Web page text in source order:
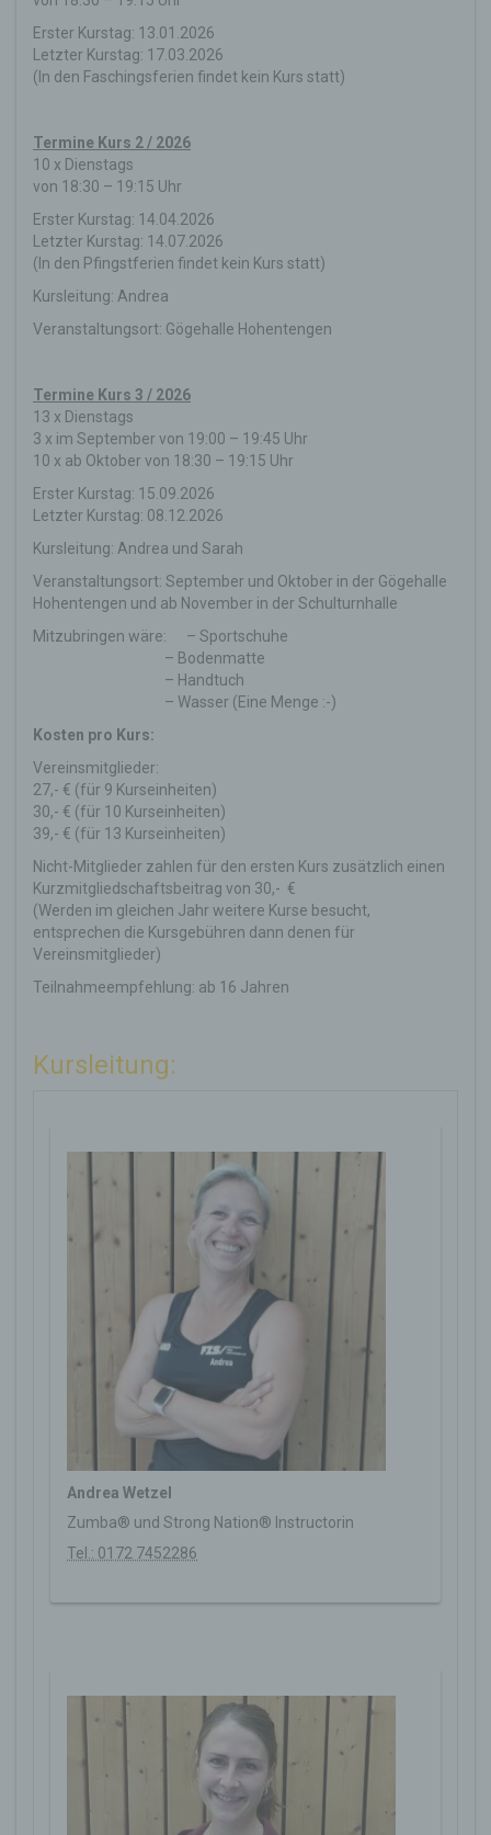
Erster Kurstag: 13.01.2026
Letzter Kurstag: 17.03.2026
(In den Faschingsferien findet kein Kurs statt)
Termine Kurs 2 / 2026
10 x Dienstags
von 18:30 – 19:15 Uhr
Erster Kurstag: 14.04.2026
Letzter Kurstag: 14.07.2026
(In den Pfingstferien findet kein Kurs statt)
Kursleitung: Andrea
Veranstaltungsort: Gögehalle Hohentengen
Termine Kurs 3 / 2026
13 x Dienstags
3 x im September von 19:00 – 19:45 Uhr
10 x ab Oktober von 18:30 – 19:15 Uhr
Erster Kurstag: 15.09.2026
Letzter Kurstag: 08.12.2026
Kursleitung: Andrea und Sarah
Veranstaltungsort: September und Oktober in der Gögehalle
Hohentengen und ab November in der Schulturnhalle
Mitzubringen wäre: – Sportschuhe
– Bodenmatte
– Handtuch
– Wasser (Eine Menge :-)
Kosten pro Kurs:
Vereinsmitglieder:
27,- € (für 9 Kurseinheiten)
30,- € (für 10 Kurseinheiten)
39,- € (für 13 Kurseinheiten)
Nicht-Mitglieder zahlen für den ersten Kurs zusätzlich einen
Kurzmitgliedschaftsbeitrag von 30,- €
(Werden im gleichen Jahr weitere Kurse besucht,
entsprechen die Kursgebühren dann denen für
Vereinsmitglieder)
Teilnahmeempfehlung: ab 16 Jahren
Kursleitung:
Andrea Wetzel
Zumba® und Strong Nation® Instructorin
Tel.: 0172 7452286